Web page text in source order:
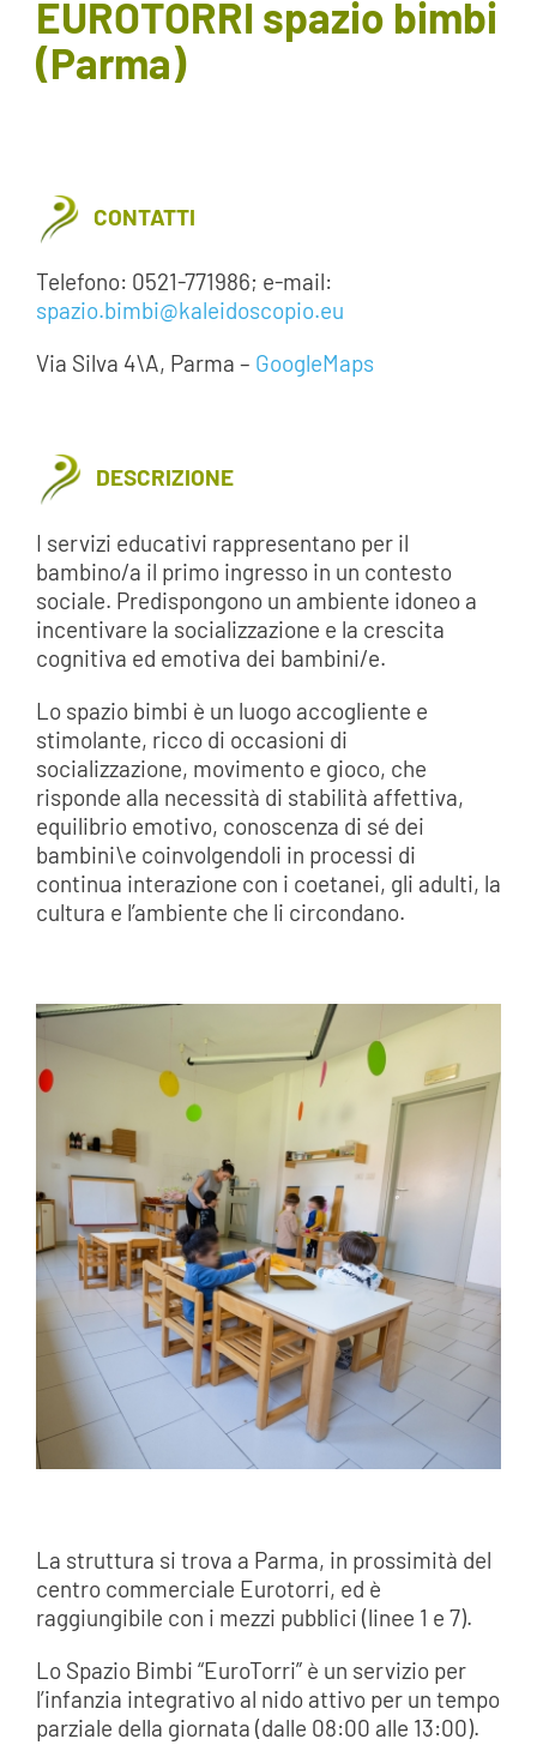
AREA SOCI
LAVORA CON NOI
EUROTORRI spazio bimbi
(Parma)
CONTATTI
Telefono: 0521-771986; e-mail:
spazio.bimbi@kaleidoscopio.eu
Via Silva 4\A, Parma – GoogleMaps
DESCRIZIONE
I servizi educativi rappresentano per il
bambino/a il primo ingresso in un contesto
sociale. Predispongono un ambiente idoneo a
incentivare la socializzazione e la crescita
cognitiva ed emotiva dei bambini/e.
Lo spazio bimbi è un luogo accogliente e
stimolante, ricco di occasioni di
socializzazione, movimento e gioco, che
risponde alla necessità di stabilità affettiva,
equilibrio emotivo, conoscenza di sé dei
bambini\e coinvolgendoli in processi di
continua interazione con i coetanei, gli adulti, la
cultura e l’ambiente che li circondano.
La struttura si trova a Parma, in prossimità del
centro commerciale Eurotorri, ed è
raggiungibile con i mezzi pubblici (linee 1 e 7).
Lo Spazio Bimbi “EuroTorri” è un servizio per
l’infanzia integrativo al nido attivo per un tempo
parziale della giornata (dalle 08:00 alle 13:00).